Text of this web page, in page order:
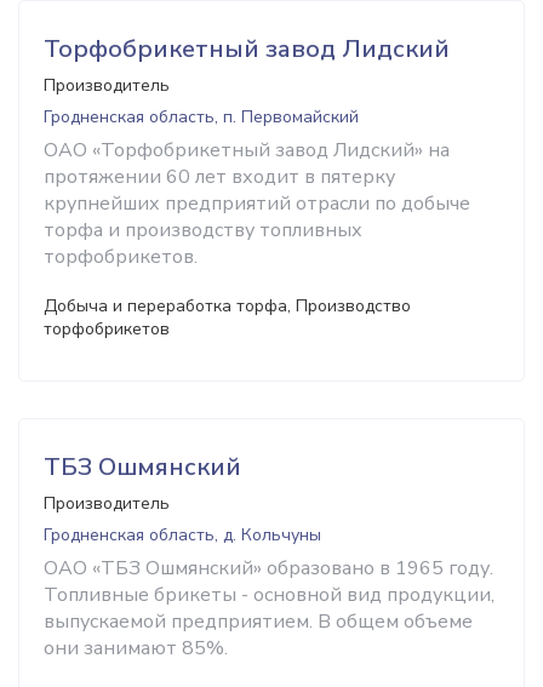
Торфобрикетный завод Лидский
Производитель
Гродненская область, п. Первомайский
ОАО «Торфобрикетный завод Лидский» на
протяжении 60 лет входит в пятерку
крупнейших предприятий отрасли по добыче
торфа и производству топливных
торфобрикетов.
Добыча и переработка торфа, Производство
торфобрикетов
ТБЗ Ошмянский
Производитель
Гродненская область, д. Кольчуны
ОАО «ТБЗ Ошмянский» образовано в 1965 году.
Топливные брикеты - основной вид продукции,
выпускаемой предприятием. В общем объеме
они занимают 85%.